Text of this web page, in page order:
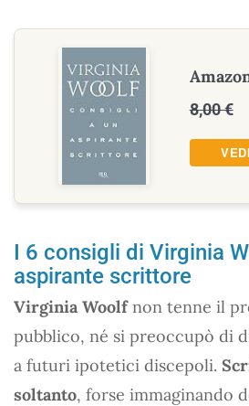
8,00 €
I 6 consigli di Virginia
aspirante scrittore
Virginia Woolfnon tenne il
pubblico, né si preoccupò di
a futuri ipotetici discepoli.
soltanto, forse immaginando